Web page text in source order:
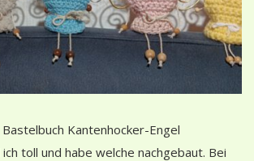
Kantenhocker-Engel
toll und habe welche nachgebaut. Bei